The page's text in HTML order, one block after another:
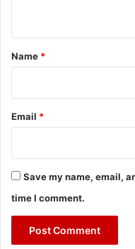
*
Name *
Email *
Save my name, email,
time I comment.